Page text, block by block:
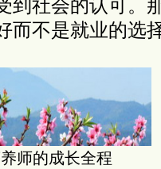
到社会的认可。
而不是就业的选
师的成长全程